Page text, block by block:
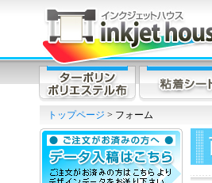
トップページ > フォーム